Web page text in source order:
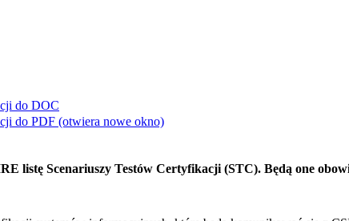
do DOC
do PDF (otwiera nowe okno)
listę Scenariuszy Testów Certyfikacji (STC). Będą one